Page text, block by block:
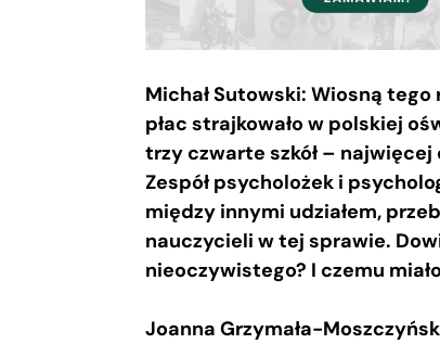
Michał Sutowski: Wiosną
płac strajkowało w polskiej
trzy czwarte szkół –
Zespół psycholożek i
między innymi udziałem,
nauczycieli w tej sprawie.
nieoczywistego? I czemu
Joanna Grzymała-